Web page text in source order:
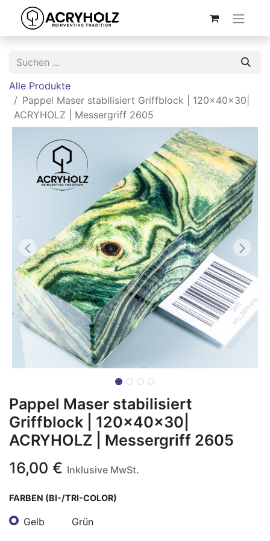
Alle Produkte
Pappel Maser stabilisiert Griffblock | 120x40x30|
ACRYHOLZ | Messergriff 2605
Pappel Maser stabilisiert
Griffblock | 120x40x30|
ACRYHOLZ | Messergriff 2605
16,00 € Inklusive MwSt.
FARBEN (BI-/TRI-COLOR)
Gelb Grün